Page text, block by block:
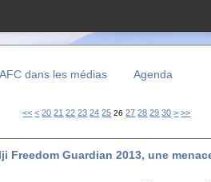
dans les médias Agenda
<< < 10
20 21 22 23 24 25 26 27 28 29 30 > >>
Freedom Guardian 2013, une